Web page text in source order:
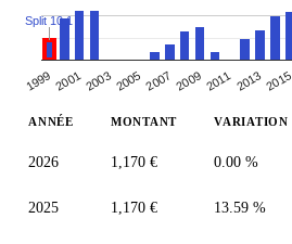
1999 200120032005 2007 2009 2011 20132015
Split 10:1
ANNÉE MONTANT VARIATION
2026 1,170 € 0.00 %
2025 1,170 € 13.59 %